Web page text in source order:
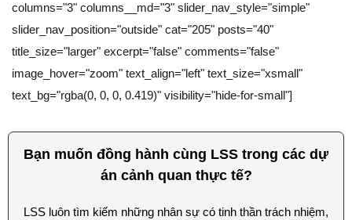
columns="3" columns__md="3" slider_nav_style="simple"
slider_nav_position="outside" cat="205" posts="40"
title_size="larger" excerpt="false" comments="false"
image_hover="zoom" text_align="left" text_size="xsmall"
text_bg="rgba(0, 0, 0, 0.419)" visibility="hide-for-small"]
Bạn muốn đồng hành cùng LSS trong các dự
án cảnh quan thực tế?
LSS luôn tìm kiếm những nhân sự có tinh thần trách nhiệm,